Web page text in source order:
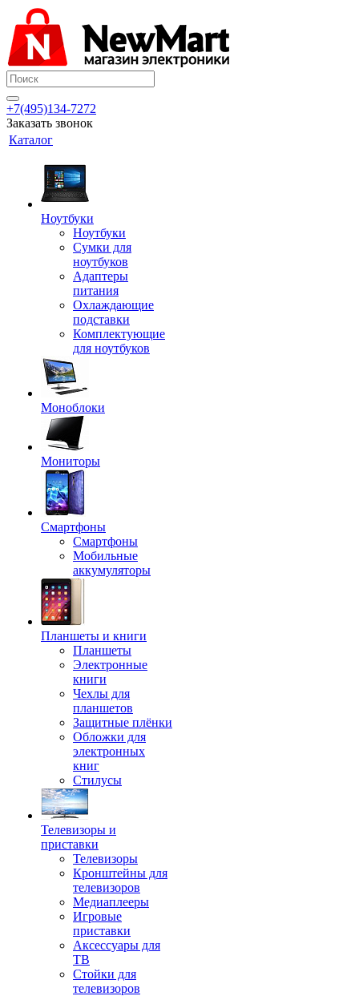
+7(495)134-7272
Заказать звонок
Каталог
Ноутбуки
Ноутбуки
Сумки для
ноутбуков
Адаптеры
питания
Охлаждающие
подставки
Комплектующие
для ноутбуков
Моноблоки
Мониторы
Смартфоны
Смартфоны
Мобильные
аккумуляторы
Планшеты и книги
Планшеты
Электронные
книги
Чехлы для
планшетов
Защитные плёнки
Обложки для
электронных
книг
Стилусы
Телевизоры и
приставки
Телевизоры
Кронштейны для
телевизоров
Медиаплееры
Игровые
приставки
Аксессуары для
ТВ
Стойки для
телевизоров